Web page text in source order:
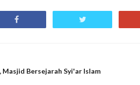
Masjid Bersejarah Syi'ar Islam